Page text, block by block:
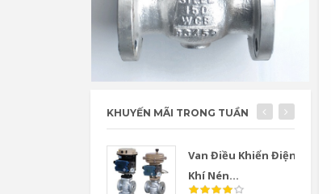
KHUYẾN MÃI TRONG TUẦN
Van Điều Khiển Điện
Khí Nén...